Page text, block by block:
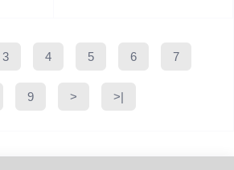
3 4 5 6 7
9 > >|